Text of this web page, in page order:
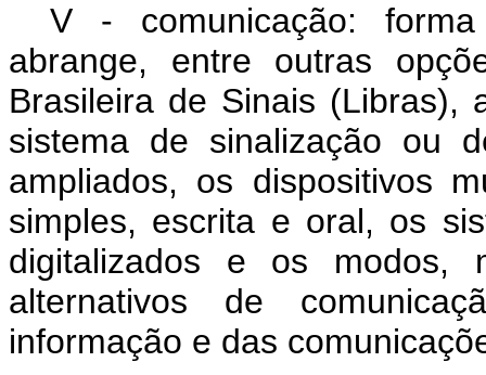
V - comunicação:
abrange, entre outras
Brasileira de Sinais (Libras),
sistema de sinalização ou
ampliados, os dispositivos
simples, escrita e oral, os
digitalizados e os modos,
alternativos de
informação e das